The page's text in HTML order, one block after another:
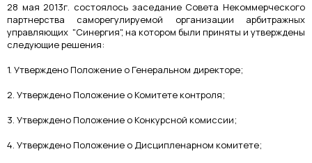
28 мая 2013г. состоялось заседание Совета Некоммерческого
партнерства саморегулируемой организации арбитражных
управляющих "Синергия", на котором были приняты и утверждены
следующие решения:
1. Утверждено Положение о Генеральном директоре;
2. Утверждено Положение о Комитете контроля;
3. Утверждено Положение о Конкурсной комиссии;
4. Утверждено Положение о Дисципленарном комитете;